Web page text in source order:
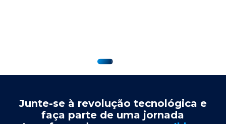
Junte-se à revolução tecnológica e
faça parte de uma jornada